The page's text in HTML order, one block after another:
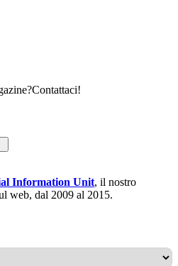
Information Unit, il nostro
web, dal 2009 al 2015.